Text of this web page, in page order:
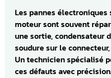
Les pannes
moteur sont souvent
une sortie, condensateur
soudure sur le
Un technicien spécialisé
ces défauts avec